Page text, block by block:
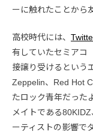
ーに触れたことから
高校時代には、
有していたセミアコ
接譲り受けるという
Zeppelin、Red Hot
たロック青年だった
メイトである
ーティストの影響で